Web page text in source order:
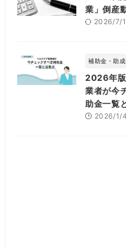
業」倒産
2026/7/
補助金・助
2026年版
業者が今
助金一覧
2026/1/4